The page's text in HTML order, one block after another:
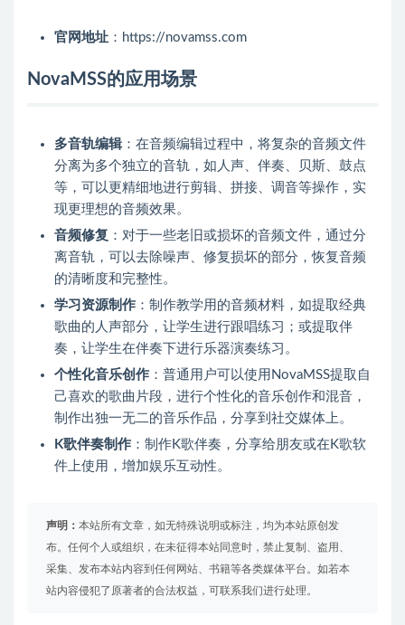
官网地址 ：https://novamss.com
NovaMSS的应用场景
多音轨编辑：在音频编辑过程中，将复杂的音频文件
分离为多个独立的音轨，如人声、伴奏、贝斯、鼓点
等，可以更精细地进行剪辑、拼接、调音等操作，实
现更理想的音频效果。
音频修复 ：对于一些老旧或损坏的音频文件，通过分
离音轨，可以去除噪声、修复损坏的部分，恢复音频
的清晰度和完整性。
学习资源制作 ：制作教学用的音频材料，如提取经典
歌曲的人声部分，让学生进行跟唱练习；或提取伴
奏，让学生在伴奏下进行乐器演奏练习。
个性化音乐创作 ：普通用户可以使用NovaMSS提取自
己喜欢的歌曲片段，进行个性化的音乐创作和混音，
制作出独一无二的音乐作品，分享到社交媒体上。
K歌伴奏制作 ：制作K歌伴奏，分享给朋友或在K歌软
件上使用，增加娱乐互动性。
声明： 本站所有文章，如无特殊说明或标注，均为本站原创发
布。任何个人或组织，在未征得本站同意时，禁止复制、盗用、
采集、发布本站内容到任何网站、书籍等各类媒体平台。如若本
站内容侵犯了原著者的合法权益，可联系我们进行处理。